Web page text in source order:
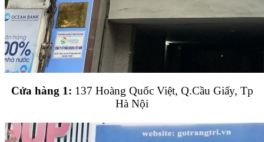
Cửa hàng 1: 137 Hoàng Quốc Việt, Q.Cầu Giấy, Tp
Hà Nội